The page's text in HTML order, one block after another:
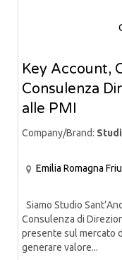
Key Account,
Consulenza
alle PMI
Company/Brand:
Emilia Romagna
Siamo Studio
Consulenza di
presente sul mercato
generare valore...